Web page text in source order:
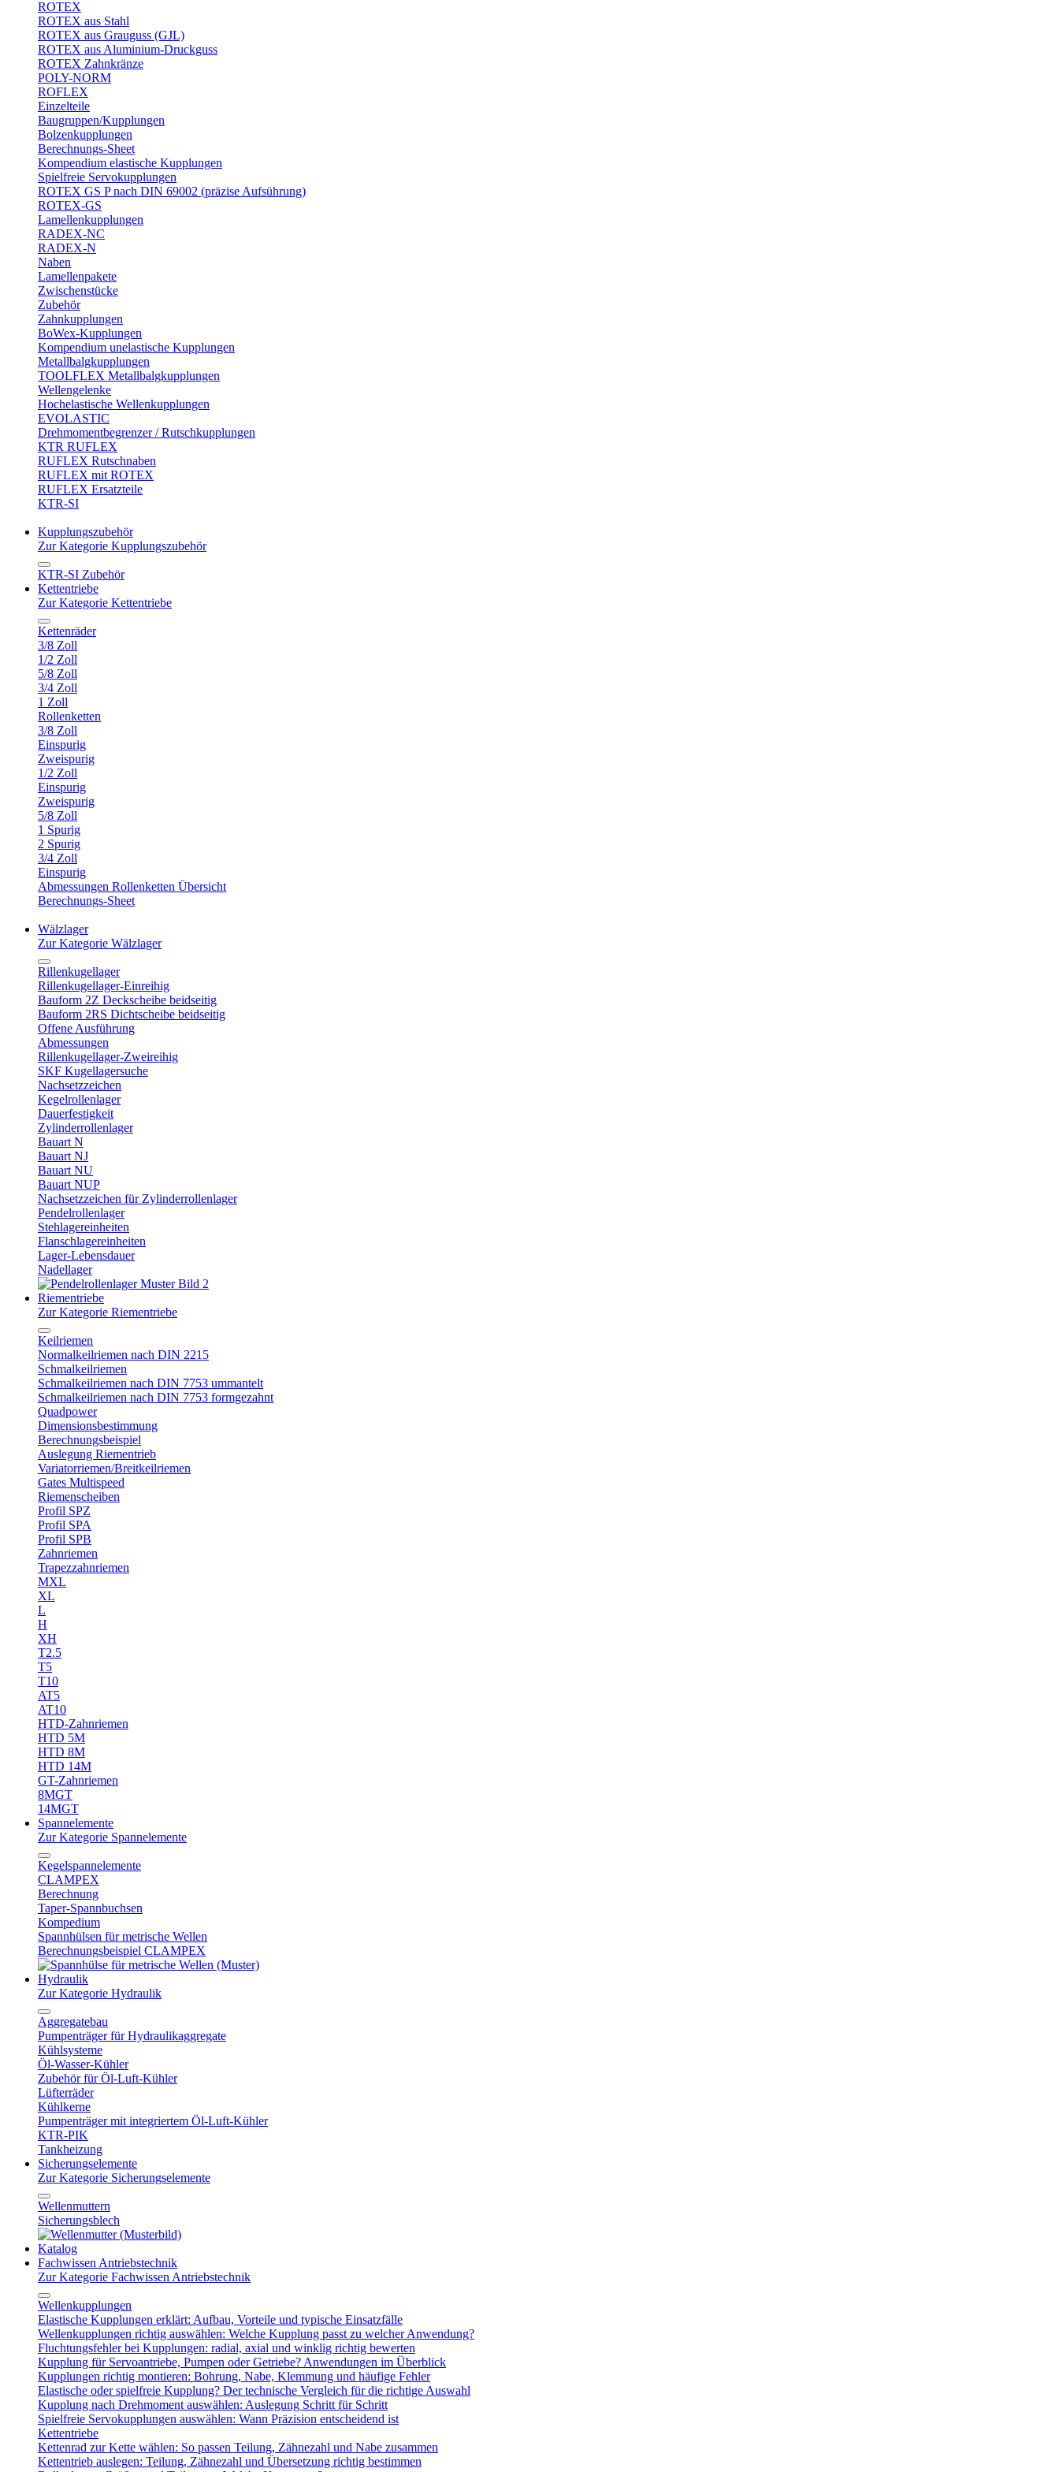
ROTEX
ROTEX aus Stahl
ROTEX aus Grauguss (GJL)
ROTEX aus Aluminium-Druckguss
ROTEX Zahnkränze
POLY-NORM
ROFLEX
Einzelteile
Baugruppen/Kupplungen
Bolzenkupplungen
Berechnungs-Sheet
Kompendium elastische Kupplungen
Spielfreie Servokupplungen
ROTEX GS P nach DIN 69002 (präzise Aufsührung)
ROTEX-GS
Lamellenkupplungen
RADEX-NC
RADEX-N
Naben
Lamellenpakete
Zwischenstücke
Zubehör
Zahnkupplungen
BoWex-Kupplungen
Kompendium unelastische Kupplungen
Metallbalgkupplungen
TOOLFLEX Metallbalgkupplungen
Wellengelenke
Hochelastische Wellenkupplungen
EVOLASTIC
Drehmomentbegrenzer / Rutschkupplungen
KTR RUFLEX
RUFLEX Rutschnaben
RUFLEX mit ROTEX
RUFLEX Ersatzteile
KTR-SI
Kupplungszubehör
Zur Kategorie Kupplungszubehör
KTR-SI Zubehör
Kettentriebe
Zur Kategorie Kettentriebe
Kettenräder
3/8 Zoll
1/2 Zoll
5/8 Zoll
3/4 Zoll
1 Zoll
Rollenketten
3/8 Zoll
Einspurig
Zweispurig
1/2 Zoll
Einspurig
Zweispurig
5/8 Zoll
1 Spurig
2 Spurig
3/4 Zoll
Einspurig
Abmessungen Rollenketten Übersicht
Berechnungs-Sheet
Wälzlager
Zur Kategorie Wälzlager
Rillenkugellager
Rillenkugellager-Einreihig
Bauform 2Z Deckscheibe beidseitig
Bauform 2RS Dichtscheibe beidseitig
Offene Ausführung
Abmessungen
Rillenkugellager-Zweireihig
SKF Kugellagersuche
Nachsetzzeichen
Kegelrollenlager
Dauerfestigkeit
Zylinderrollenlager
Bauart N
Bauart NJ
Bauart NU
Bauart NUP
Nachsetzzeichen für Zylinderrollenlager
Pendelrollenlager
Stehlagereinheiten
Flanschlagereinheiten
Lager-Lebensdauer
Nadellager
Riementriebe
Zur Kategorie Riementriebe
Keilriemen
Normalkeilriemen nach DIN 2215
Schmalkeilriemen
Schmalkeilriemen nach DIN 7753 ummantelt
Schmalkeilriemen nach DIN 7753 formgezahnt
Quadpower
Dimensionsbestimmung
Berechnungsbeispiel
Auslegung Riementrieb
Variatorriemen/Breitkeilriemen
Gates Multispeed
Riemenscheiben
Profil SPZ
Profil SPA
Profil SPB
Zahnriemen
Trapezzahnriemen
MXL
XL
L
H
XH
T2.5
T5
T10
AT5
AT10
HTD-Zahnriemen
HTD 5M
HTD 8M
HTD 14M
GT-Zahnriemen
8MGT
14MGT
Spannelemente
Zur Kategorie Spannelemente
Kegelspannelemente
CLAMPEX
Berechnung
Taper-Spannbuchsen
Kompedium
Spannhülsen für metrische Wellen
Berechnungsbeispiel CLAMPEX
Hydraulik
Zur Kategorie Hydraulik
Aggregatebau
Pumpenträger für Hydraulikaggregate
Kühlsysteme
Öl-Wasser-Kühler
Zubehör für Öl-Luft-Kühler
Lüfterräder
Kühlkerne
Pumpenträger mit integriertem Öl-Luft-Kühler
KTR-PIK
Tankheizung
Sicherungselemente
Zur Kategorie Sicherungselemente
Wellenmuttern
Sicherungsblech
Katalog
Fachwissen Antriebstechnik
Zur Kategorie Fachwissen Antriebstechnik
Wellenkupplungen
Elastische Kupplungen erklärt: Aufbau, Vorteile und typische Einsatzfälle
Wellenkupplungen richtig auswählen: Welche Kupplung passt zu welcher Anwendung?
Fluchtungsfehler bei Kupplungen: radial, axial und winklig richtig bewerten
Kupplung für Servoantriebe, Pumpen oder Getriebe? Anwendungen im Überblick
Kupplungen richtig montieren: Bohrung, Nabe, Klemmung und häufige Fehler
Elastische oder spielfreie Kupplung? Der technische Vergleich für die richtige Auswahl
Kupplung nach Drehmoment auswählen: Auslegung Schritt für Schritt
Spielfreie Servokupplungen auswählen: Wann Präzision entscheidend ist
Kettentriebe
Kettenrad zur Kette wählen: So passen Teilung, Zähnezahl und Nabe zusammen
Kettentrieb auslegen: Teilung, Zähnezahl und Übersetzung richtig bestimmen